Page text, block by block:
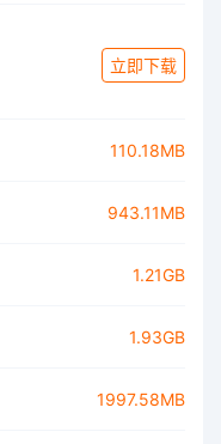
立即下载
110.18MB
943.11MB
1.21GB
1.93GB
1997.58MB